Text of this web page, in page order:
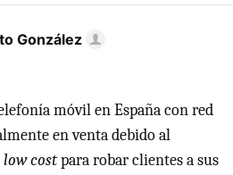
González
móvil en España con red
en venta debido al
low costpara robar clientes a sus